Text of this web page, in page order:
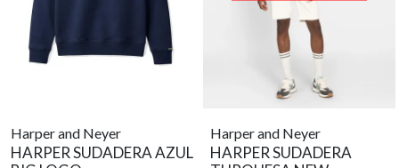
Harper and Neyer
HARPER SUDADERA AZUL
Harper and Neyer
HARPER SUDADERA